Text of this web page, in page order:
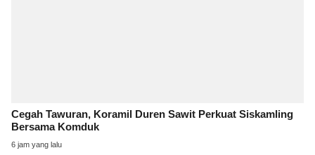
Cegah Tawuran, Koramil Duren Sawit Perkuat Siskamling
Bersama Komduk
6 jam yang lalu